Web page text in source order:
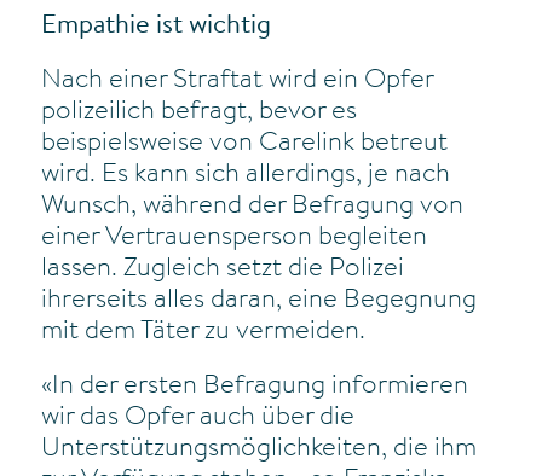
Empathie ist wichtig
Nach einer Straftat wird ein Opfer
polizeilich befragt, bevor es
beispielsweise von Carelink betreut
wird. Es kann sich allerdings, je nach
Wunsch, während der Befragung von
einer Vertrauensperson begleiten
lassen. Zugleich setzt die Polizei
ihrerseits alles daran, eine Begegnung
mit dem Täter zu vermeiden.
«In der ersten Befragung informieren
wir das Opfer auch über die
Unterstützungsmöglichkeiten, die ihm